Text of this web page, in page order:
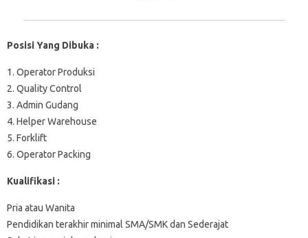
Posisi Yang Dibuka :
1. Operator Produksi
2. Quality Control
3. Admin Gudang
4. Helper Warehouse
5. Forklift
6. Operator Packing
Kualifikasi :
Pria atau Wanita
Pendidikan terakhir minimal SMA/SMK dan Sederajat